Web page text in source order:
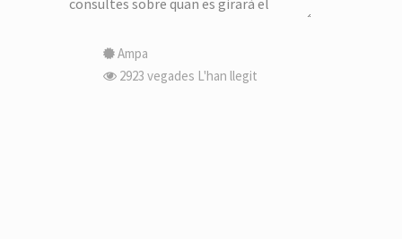
Ampa
2923 vegades L'han llegit